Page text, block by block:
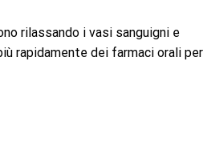
rilassando i vasi sanguigni e
rapidamente dei farmaci orali per